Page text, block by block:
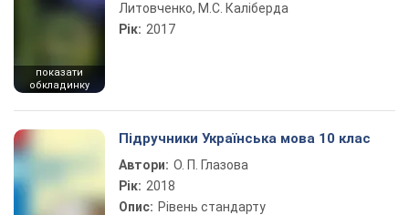
показати
обкладинку
Литовченко, М.С. Каліберда
Рік: 2017
Підручники Українська мова 10 клас
Автори: О. П. Глазова
Рік: 2018
Опис: Рівень стандарту